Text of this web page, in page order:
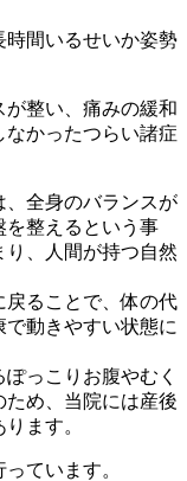
時間いるせいか姿勢
整い、痛みの緩和
かったつらい諸症
、全身のバランスが
を整えるという事
、人間が持つ自然
戻ることで、体の代
動きやすい状態に
っこりお腹やむく
め、当院には産後
ます。
ています。